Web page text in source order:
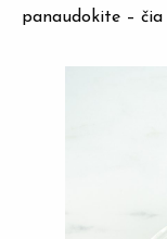
panaudokite –